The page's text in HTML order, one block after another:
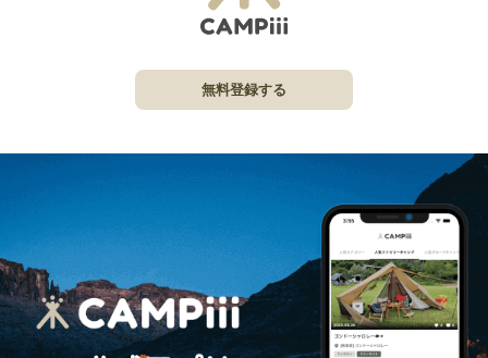
無料登録する